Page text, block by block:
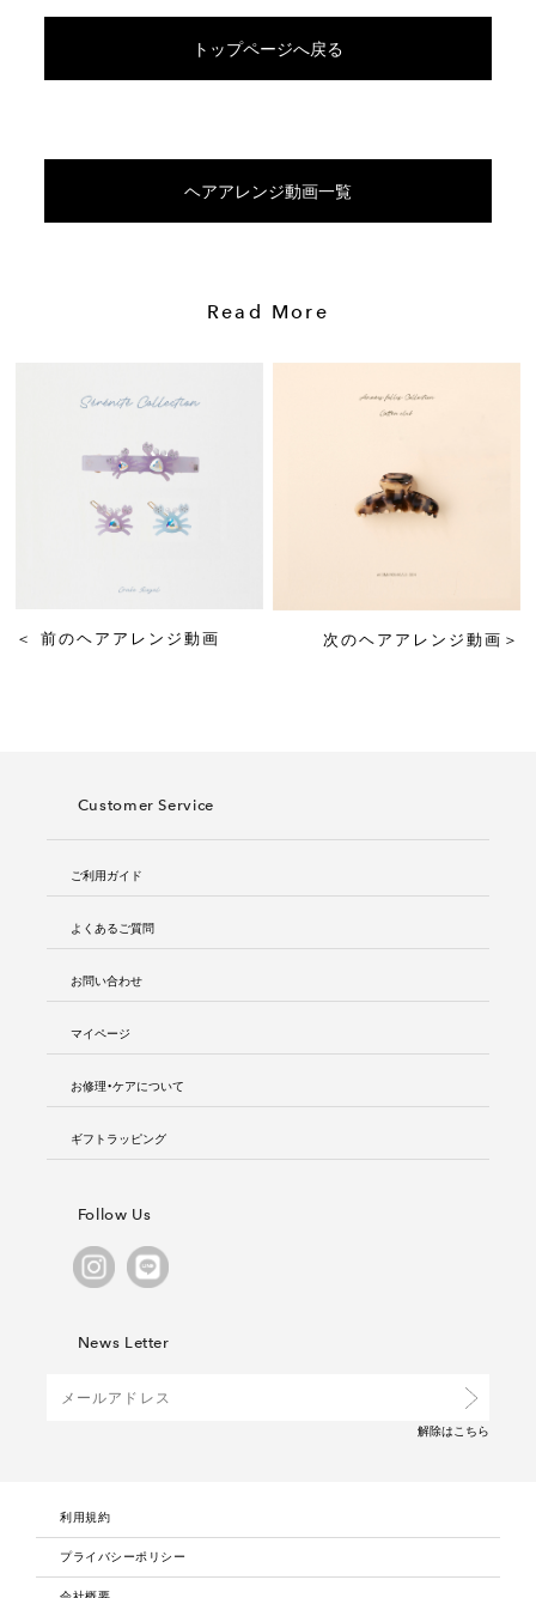
トップページへ戻る
ヘアアレンジ動画一覧
Read More
＜ 前のヘアアレンジ動画 次のヘアアレンジ動画 ＞
Customer Service
ご利用ガイド
よくあるご質問
お問い合わせ
マイページ
お修理・ケアについて
ギフトラッピング
Follow Us
News Letter
解除は こちら
利用規約
プライバシーポリシー